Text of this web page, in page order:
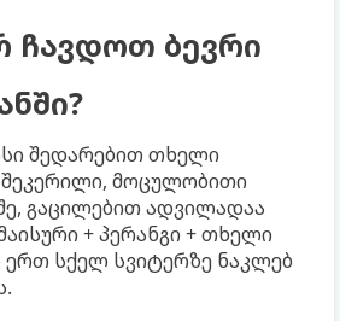
ჩავდოთ ბევრი
შედარებით თხელი
მოცულობითი
გაცილებით ადვილადაა
+ პერანგი + თხელი
ერთ სქელ სვიტერზე ნაკლებ